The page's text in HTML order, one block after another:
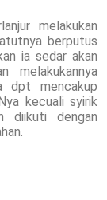
melakukan
berputus
ia sedar akan
melakukannya
dpt mencakup
kecuali syirik
diikuti dengan